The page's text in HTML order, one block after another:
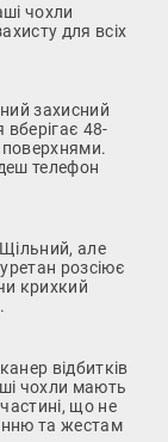
чохли
для всіх
захисний
48-
поверхнями.
телефон
Щільний, але
розсіює
крихкий
відбитків
чохли мають
що не
та жестам